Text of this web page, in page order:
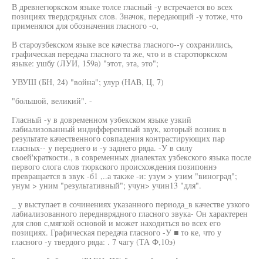
В древнегюркском языке толсе гласный -у встречается во всех
позициях твердсрядных слов. Значок, передающий -у тотже, что
применялся для обозначения гласного -о,
В староузбекском языке все качества гласного--у сохранились,
графическая передача гласного та же, что и в старотюркском
языке: ушбу (ЛУИ, 159а) "этот, эта, это";
УВУШ (БН, 24) "война"; улур (HAB, Ц, 7)
"большой, великий". -
Гласный -у в довременном узбекском языке узкий
лабиализованный индифферентный звук, который возник в
результате качественного совпадения контрастирующих пар
гласных-- у переднего и -у заднего ряда. -У в силу
своей'краткости., в современных диалектах узбекского языка после
первого слога слов тюркского происхождения позипоннэ
превращается в звук -б1 ,..а также -и: узум > узим "виноград";
унум > уним "результативный"; учун> учин13 "для".
_ у выступает в сочинениях указанного периода_в качестве узкого
лабиализованного переднврядного гласного звука- Он характерен
для слов с,мягкой основой и может находиться во всех его
позициях. Графическая передача гласного -У ■ то ке, что у
гласного -у твердого ряда: . 7 чагу (ТА Ф,10э)